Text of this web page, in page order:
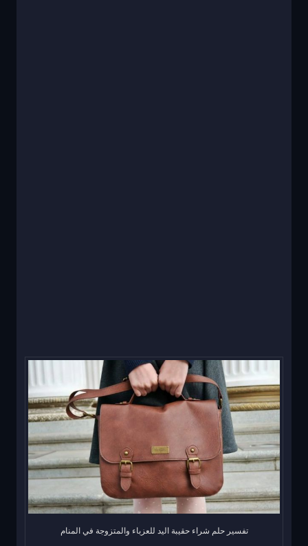
تفسير حلم شراء حقيبة اليد للعزباء والمتزوجة في المنام